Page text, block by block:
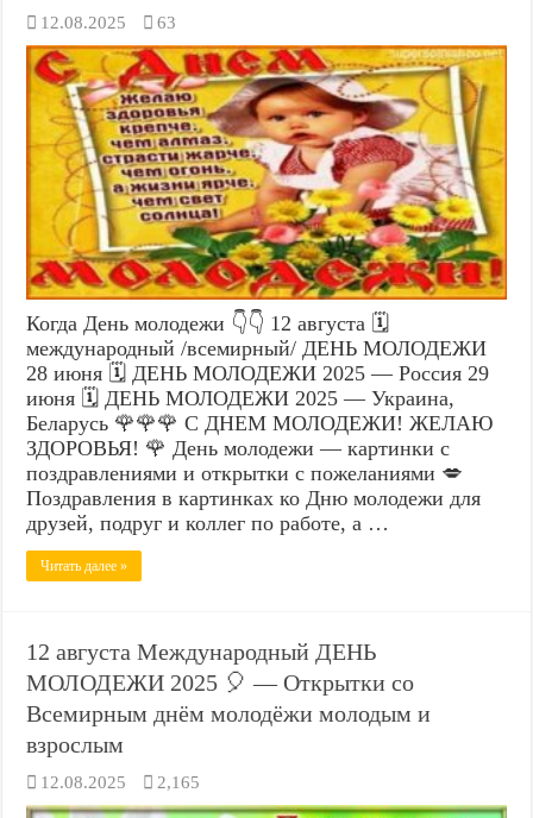
12.08.2025 63
Когда День молодежи 👇👇 12 августа 🗓️
международный /всемирный/ ДЕНЬ МОЛОДЕЖИ
28 июня 🗓️ ДЕНЬ МОЛОДЕЖИ 2025 — Россия 29
июня 🗓️ ДЕНЬ МОЛОДЕЖИ 2025 — Украина,
Беларусь 🌹🌹🌹 С ДНЕМ МОЛОДЕЖИ! ЖЕЛАЮ
ЗДОРОВЬЯ! 🌹 День молодежи — картинки с
поздравлениями и открытки с пожеланиями 💋
Поздравления в картинках ко Дню молодежи для
друзей, подруг и коллег по работе, а …
Читать далее »
12 августа Международный ДЕНЬ
МОЛОДЕЖИ 2025 🎈 — Открытки со
Всемирным днём молодёжи молодым и
взрослым
12.08.2025 2,165